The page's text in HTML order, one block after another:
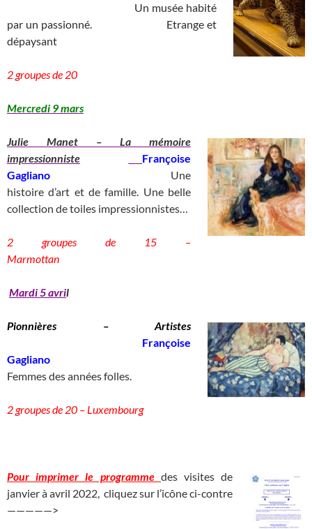
Un musée habité
par un passionné.
Etrange et
dépaysant
2 groupes de 20
Mercredi 9 mars
Julie Manet – La mémoire
impressionniste
Françoise
Gagliano
Une
histoire d’art et de famille. Une belle
collection de toiles impressionnistes…
2 groupes de 15 –
Marmottan
Mardi 5 avril
Pionnières – Artistes
Françoise
Gagliano
Femmes des années folles.
2 groupes de 20 – Luxembourg
Pour imprimer le programme des visites de
janvier à avril 2022, cliquez sur l’icône ci-contre
—————>